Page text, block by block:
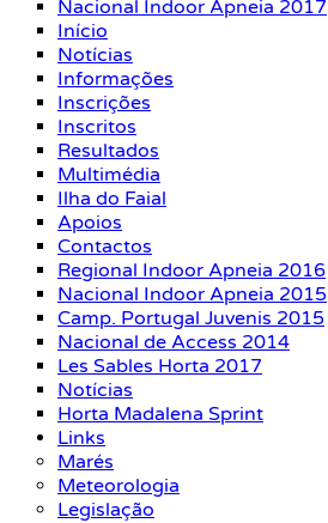
Nacional Indoor Apneia 2017
Início
Notícias
Informações
Inscrições
Inscritos
Resultados
Multimédia
Ilha do Faial
Apoios
Contactos
Regional Indoor Apneia 2016
Nacional Indoor Apneia 2015
Camp. Portugal Juvenis 2015
Nacional de Access 2014
Les Sables Horta 2017
Notícias
Horta Madalena Sprint
Links
Marés
Meteorologia
Legislação